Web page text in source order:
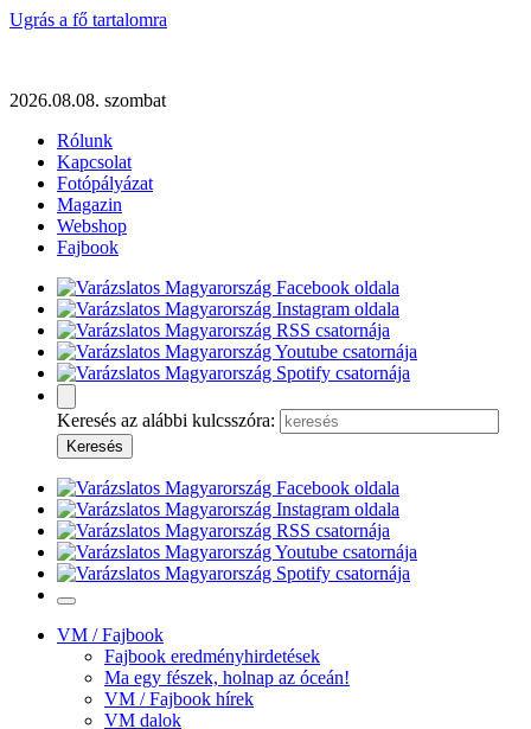
Ugrás a fő tartalomra
2026.08.08. szombat
Rólunk
Kapcsolat
Fotópályázat
Magazin
Webshop
Fajbook
Keresés az alábbi kulcsszóra:
VM / Fajbook
Fajbook eredményhirdetések
Ma egy fészek, holnap az óceán!
VM / Fajbook hírek
VM dalok